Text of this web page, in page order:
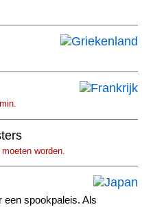
worden.
een spookpaleis. Als